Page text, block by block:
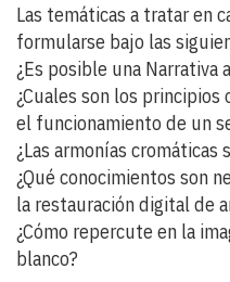
Las temáticas a tratar en
formularse bajo las
¿Es posible una Narrativa
¿Cuales son los
el funcionamiento de un
¿Las armonías cromáticas
¿Qué conocimientos son
la restauración digital de
¿Cómo repercute en la
blanco?